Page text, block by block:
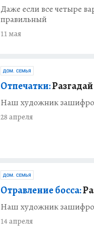
Даже если все четыре
правильный
11 мая
ДОМ. СЕМЬЯ
Отпечатки:
Наш художник
28 апреля
ДОМ. СЕМЬЯ
Отравление босса:
Наш художник
14 апреля